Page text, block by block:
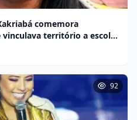
comemora
território a escola
92